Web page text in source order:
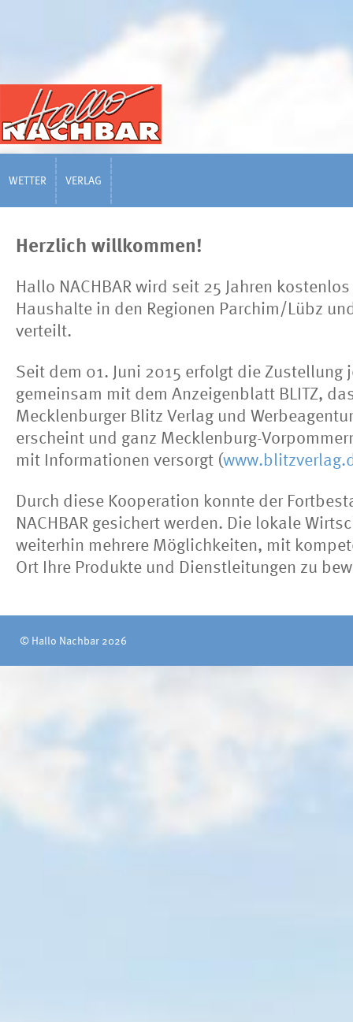
WETTER VERLAG
Herzlich willkommen!
Hallo NACHBAR wird seit 25 Jahren
Haushalte in den Regionen Parchim/Lübz
verteilt.
Seit dem 01. Juni 2015 erfolgt die Zustellung
gemeinsam mit dem Anzeigenblatt BLITZ,
Mecklenburger Blitz Verlag und
erscheint und ganz Mecklenburg-
mit Informationen versorgt (
Durch diese Kooperation konnte der
NACHBAR gesichert werden. Die lokale
weiterhin mehrere Möglichkeiten, mit
Ort Ihre Produkte und Dienstleitungen zu
© Hallo Nachbar 2026